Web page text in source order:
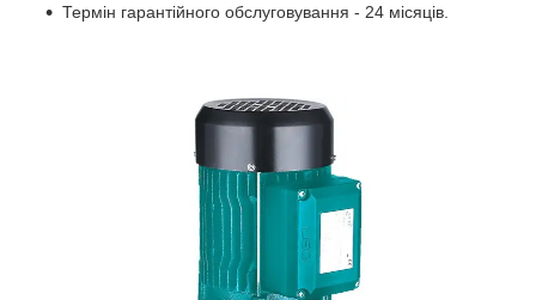
Термін гарантійного обслуговування - 24 місяців.